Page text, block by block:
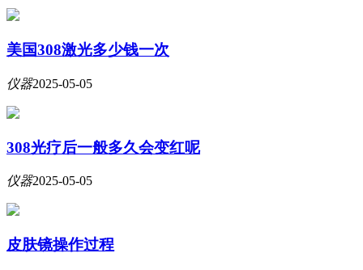
美国308激光多少钱一次
仪器2025-05-05
308光疗后一般多久会变红呢
仪器2025-05-05
皮肤镜操作过程